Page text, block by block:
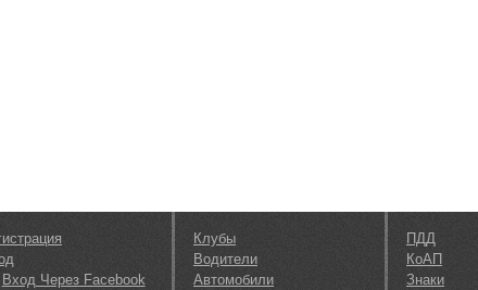
Вход Через Facebook
Клубы
Водители
Автомобили
ПДД
КоАП
Знаки